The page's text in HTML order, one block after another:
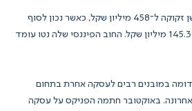
לצורך שתי העסקאות ג'נריישן זקוקה ל־458 מיליון שקל, כאשר נכון לסוף
הרבעון השלישי בקופתה יש 145.3 מיליון שקל. החוב הפיננסי שלה נטו עומד
דומה במובנים רבים לעסקה אחרת בתחום
באוקטובר חתמה הפניקס על עסקה